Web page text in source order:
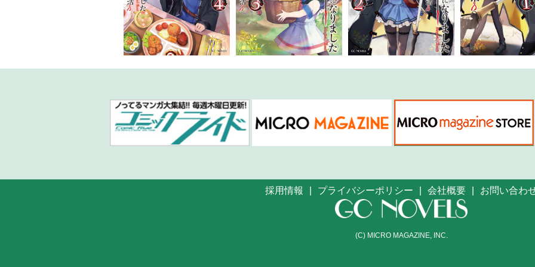
採用情報 プライバシーポリシー 会社概要 お問い合わ
(C) MICRO MAGAZINE, INC.